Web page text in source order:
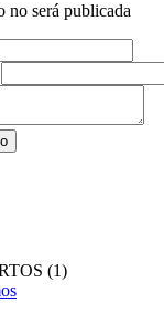
no será publicada